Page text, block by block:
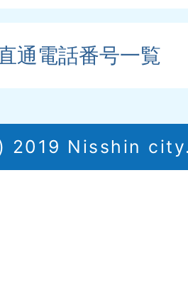
通電話番号一覧
2019 Nisshin